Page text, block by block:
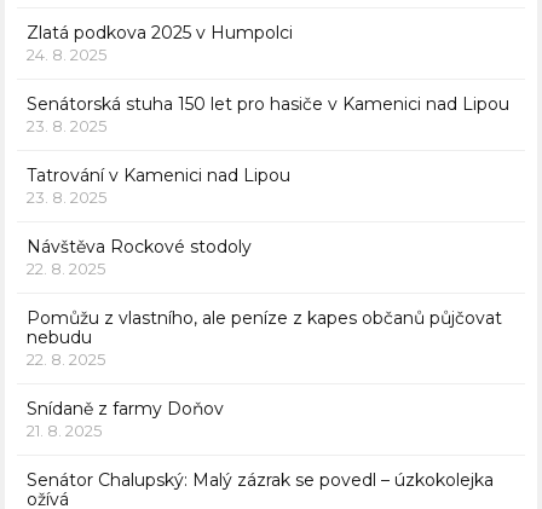
Zlatá podkova 2025 v Humpolci
24. 8. 2025
Senátorská stuha 150 let pro hasiče v Kamenici nad Lipou
23. 8. 2025
Tatrování v Kamenici nad Lipou
23. 8. 2025
Návštěva Rockové stodoly
22. 8. 2025
Pomůžu z vlastního, ale peníze z kapes občanů půjčovat
nebudu
22. 8. 2025
Snídaně z farmy Doňov
21. 8. 2025
Senátor Chalupský: Malý zázrak se povedl – úzkokolejka
ožívá